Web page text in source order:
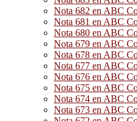
Nota 682 en ABC
Nota 681 en ABC
Nota 680 en ABC
Nota 679 en ABC
Nota 678 en ABC
Nota 677 en ABC
Nota 676 en ABC
Nota 675 en ABC
Nota 674 en ABC
Nota 673 en ABC